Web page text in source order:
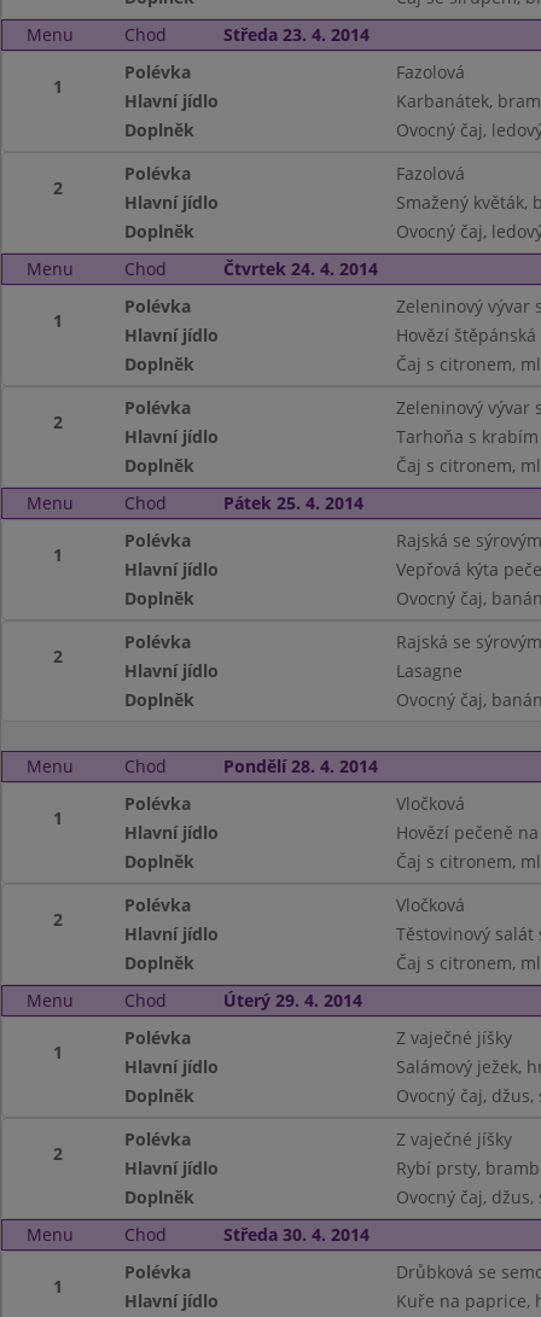
Menu
Chod Středa 23. 4. 2014
1
Polévka
Fazolová
Hlavní jídlo
Karbanátek,
Doplněk
Ovocný čaj,
2
Polévka
Fazolová
Hlavní jídlo
Smažený květák,
Doplněk
Ovocný čaj,
Menu
Chod Čtvrtek 24. 4. 2014
1
Polévka
Zeleninový vývar
Hlavní jídlo
Hovězí
Doplněk
Čaj s citronem,
2
Polévka
Zeleninový vývar
Hlavní jídlo
Tarhoňa s
Doplněk
Čaj s citronem,
Menu
Chod Pátek 25. 4. 2014
1
Polévka
Rajská se
Hlavní jídlo
Vepřová kýta
Doplněk
Ovocný čaj,
2
Polévka
Rajská se
Hlavní jídlo
Lasagne
Doplněk
Ovocný čaj,
Menu Chod Pondělí 28. 4. 2014
1
Polévka
Vločková
Hlavní jídlo
Hovězí pečeně
Doplněk
Čaj s citronem,
2
Polévka
Vločková
Hlavní jídlo
Těstovinový salát
Doplněk
Čaj s citronem,
Menu
Chod Úterý 29. 4. 2014
1
Polévka
Z vaječné jíšky
Hlavní jídlo
Salámový ježek,
Doplněk
Ovocný čaj,
2
Polévka
Z vaječné jíšky
Hlavní jídlo
Rybí prsty,
Doplněk
Ovocný čaj,
Menu
Chod Středa 30. 4. 2014
1
Polévka
Drůbková se
Hlavní jídlo
Kuře na paprice,